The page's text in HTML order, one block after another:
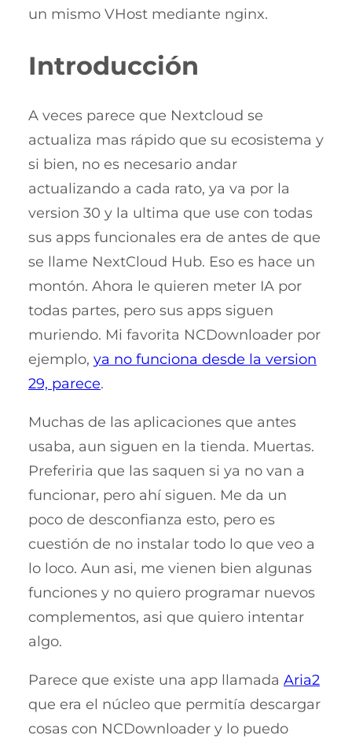
un mismo VHost mediante nginx.
Introducción
A veces parece que Nextcloud se
actualiza mas rápido que su ecosistema y
si bien, no es necesario andar
actualizando a cada rato, ya va por la
version 30 y la ultima que use con todas
sus apps funcionales era de antes de que
se llame NextCloud Hub. Eso es hace un
montón. Ahora le quieren meter IA por
todas partes, pero sus apps siguen
muriendo. Mi favorita NCDownloader por
ejemplo, ya no funciona desde la version
29, parece.
Muchas de las aplicaciones que antes
usaba, aun siguen en la tienda. Muertas.
Preferiria que las saquen si ya no van a
funcionar, pero ahí siguen. Me da un
poco de desconfianza esto, pero es
cuestión de no instalar todo lo que veo a
lo loco. Aun asi, me vienen bien algunas
funciones y no quiero programar nuevos
complementos, asi que quiero intentar
algo.
Parece que existe una app llamada Aria2
que era el núcleo que permitía descargar
cosas con NCDownloader y lo puedo